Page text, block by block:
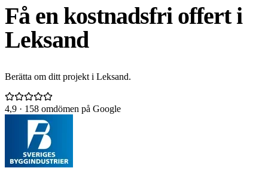
Få en kostnadsfri offert i
Leksand
Berätta om ditt projekt i Leksand.
4,9 · 158 omdömen på Google